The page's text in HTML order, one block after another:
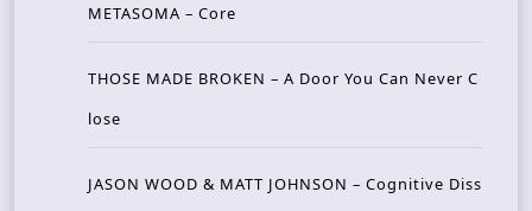
METASOMA – Core
THOSE MADE BROKEN – A Door You Can Never C
lose
JASON WOOD & MATT JOHNSON – Cognitive Diss